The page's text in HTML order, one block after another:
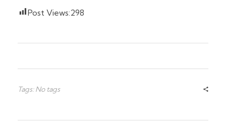
Post Views:298
Tags: No tags